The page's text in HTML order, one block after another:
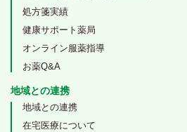
処方箋実績
健康サポート薬局
オンライン服薬指導
お薬Q&A
地域との連携
地域との連携
在宅医療について